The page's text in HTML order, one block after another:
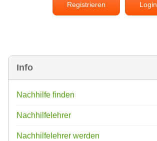
Info
Nachhilfe finden
Nachhilfelehrer
Nachhilfelehrer werden
Registrieren Login